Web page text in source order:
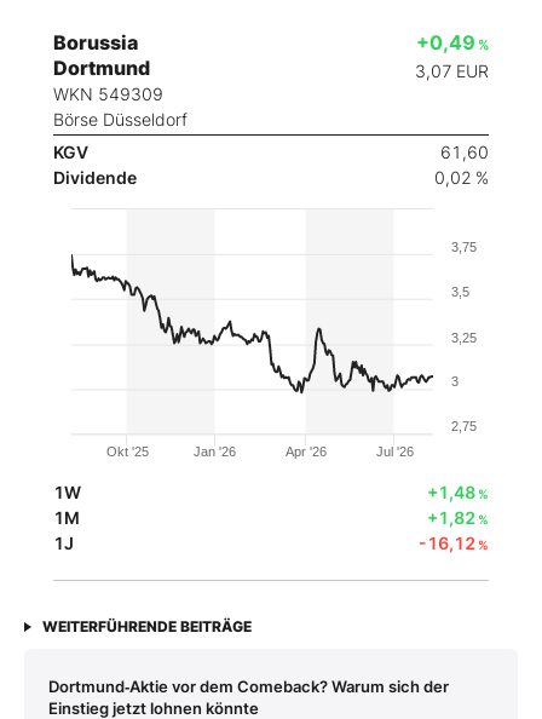
Borussia
Dortmund
WKN 549309
Börse Düsseldorf
+0,49 %
3,07 EUR
KGV
61,60
Dividende
0,02 %
Okt '25 Jan '26 Apr '26 Jul '26
2,75
3
3,25
3,5
3,75
1W +1,48%
1M +1,82%
1J -16,12%
WEITERFÜHRENDE BEITRÄGE
Dortmund‑Aktie vor dem Comeback? Warum sich der
Einstieg jetzt lohnen könnte